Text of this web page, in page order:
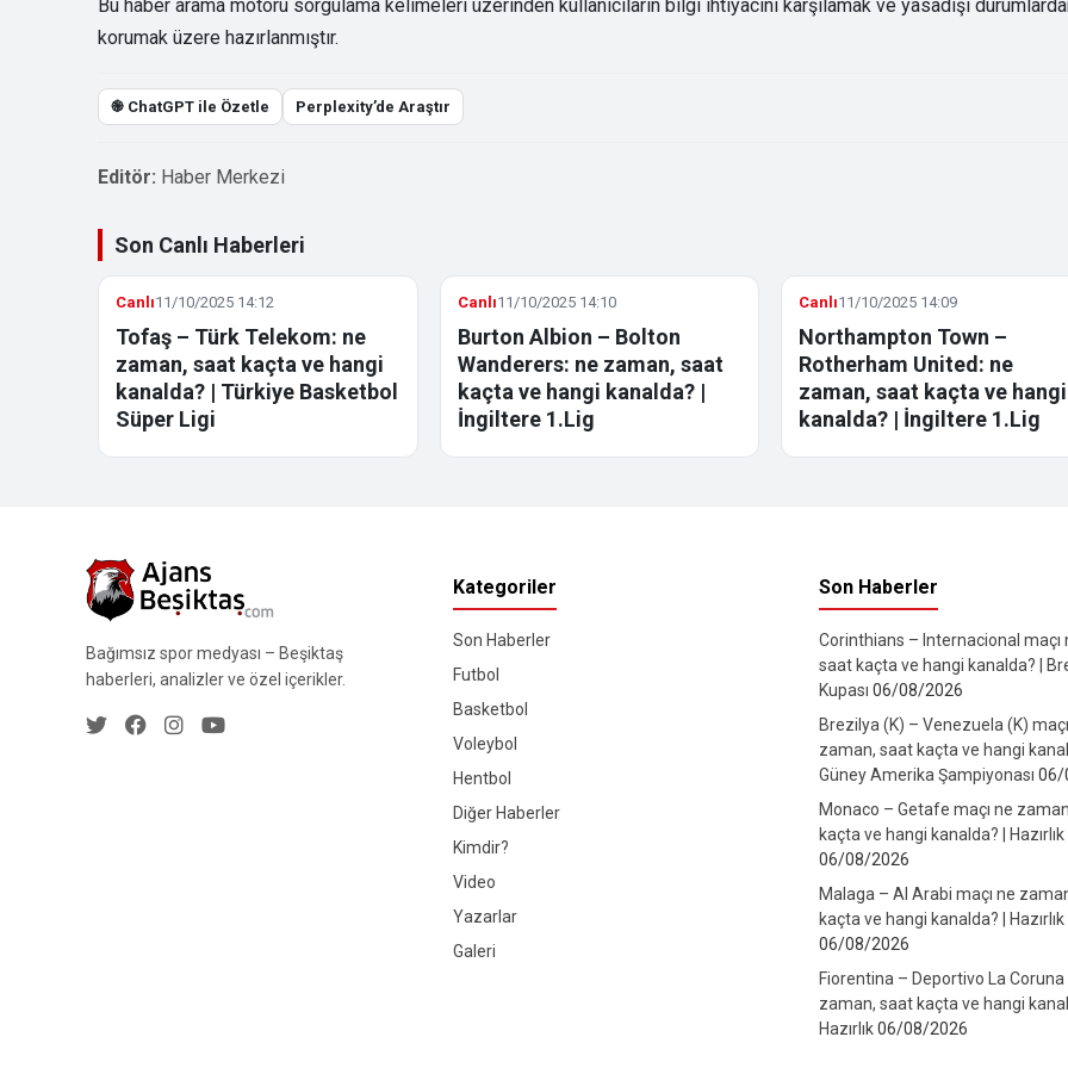
Bu haber arama motoru sorgulama kelimeleri üzerinden kullanıcıların bilgi ihtiyacını karşılamak ve yasadışı
korumak üzere hazırlanmıştır.
֎ ChatGPT ile Özetle Perplexity’de Araştır
Editör: Haber Merkezi
Son Canlı Haberleri
Canlı11/10/2025 14:12
Tofaş – Türk Telekom: ne
zaman, saat kaçta ve hangi
kanalda? | Türkiye Basketbol
Süper Ligi
Canlı11/10/2025 14:10
Burton Albion – Bolton
Wanderers: ne zaman, saat
kaçta ve hangi kanalda? |
İngiltere 1.Lig
Canlı11/10/2025 14:09
Northampton Town –
Rotherham United: ne
zaman, saat kaçta ve hangi
kanalda? | İngiltere 1.Lig
Bağımsız spor medyası – Beşiktaş
haberleri, analizler ve özel içerikler.
Kategoriler
Son Haberler
Futbol
Basketbol
Voleybol
Hentbol
Diğer Haberler
Kimdir?
Video
Yazarlar
Galeri
Son Haberler
Corinthians – Internacional maçı
saat kaçta ve hangi kanalda? |
Kupası 06/08/2026
Brezilya (K) – Venezuela (K)
zaman, saat kaçta ve hangi
Güney Amerika Şampiyonası 06/
Monaco – Getafe maçı ne
kaçta ve hangi kanalda? | Hazırlık
06/08/2026
Malaga – Al Arabi maçı ne
kaçta ve hangi kanalda? | Hazırlık
06/08/2026
Fiorentina – Deportivo La Coruna
zaman, saat kaçta ve hangi
Hazırlık06/08/2026